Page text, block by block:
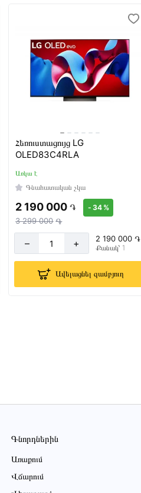
Հեռուստացույց LG
OLED83C4RLA
Առկա է
Գնահատական չկա
2 190 000 ֏
3 299 000 ֏
- 34 %
– + 2 190 000 ֏
Քանակ՝ 1
Ավելացնել զամբյուղ
Գնորդներին
Առաքում
Վճարում